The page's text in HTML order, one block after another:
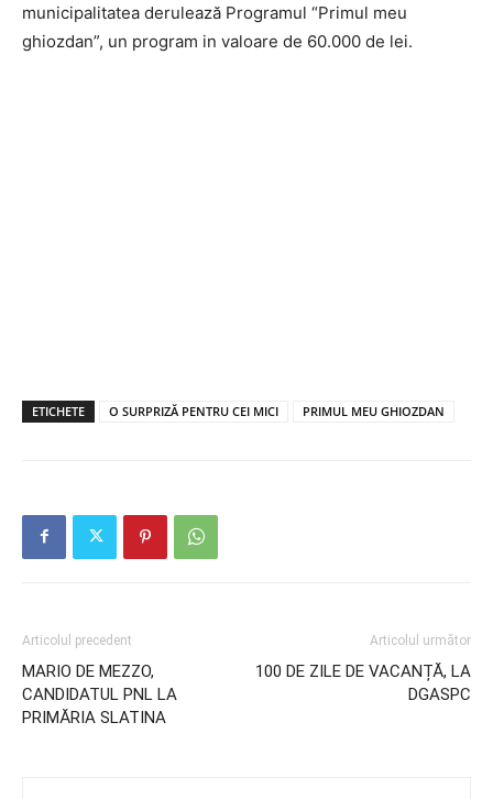
municipalitatea derulează Programul “Primul meu
ghiozdan”, un program in valoare de 60.000 de lei.
ETICHETE O SURPRIZĂ PENTRU CEI MICI PRIMUL MEU GHIOZDAN
Articolul precedent
MARIO DE MEZZO,
CANDIDATUL PNL LA
PRIMĂRIA SLATINA
Articolul următor
100 DE ZILE DE VACANȚĂ, LA
DGASPC